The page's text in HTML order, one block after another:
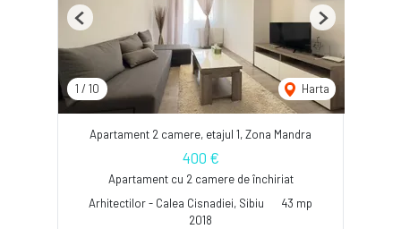
1 / 10 Harta
Previous Next
Apartament 2 camere, etajul 1, Zona Mandra
400 €
Apartament cu 2 camere de închiriat
Arhitectilor - Calea Cisnadiei, Sibiu
43 mp
2018